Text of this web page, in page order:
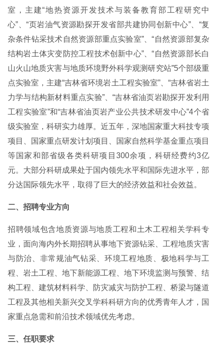
室，主建“地热资源开发技术与装备教育部工程研究中
心”、“页岩油气资源勘探开发省部共建协同创新中心”、“复
杂条件钻采技术自然资源部重点实验室”、“自然资源部复杂
结构岩土体灾变防控工程技术创新中心”、“自然资源部长白
山火山地质灾害与地质环境野外科学观测研究站”5个部级重
点实验室，主建“吉林省环境岩土工程实验室”、“吉林省岩土
力学与结构新材料重点实验”、“吉林省油页岩勘探开发利用
工程实验室”和“吉林省油页岩产业公共技术研发中心”4个省
级实验室，科研实力雄厚。近五年，深地国家重大科技专项
项目、国家重点研发计划项目、国家自然科学基金重点项目
等国家和部省级各类科研项目300余项，科研经费约3亿
元。大部分科研成果处于国内领先水平和国际先进水平，部
分达国际领先水平，取得了巨大的经济效益和社会效益。
二、招聘专业方向
招聘领域包含地质资源与地质工程和土木工程相关学科专
业，面向海内外长期招聘从事地下资源钻采、工程地质灾害
与防治、非常规油气钻采、环境工程地质、极地科学与工
程、岩土工程、地下新能源工程、地下环境监测与预警、结
构工程、建筑材料科学、防灾减灾与防护工程、桥梁与隧道
工程及其他相关新兴交叉学科科研方向的优秀青年人才，国
家重点急需和前沿技术领域优先考虑。
三、任职要求